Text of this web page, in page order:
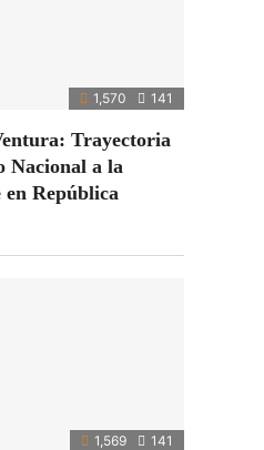
1,570 141
Trayectoria
Nacional a la
en República
1,569 141